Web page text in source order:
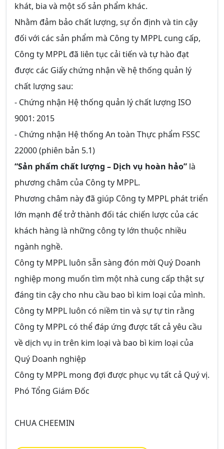
khát, bia và một số sản phẩm khác.
Nhằm đảm bảo chất lượng, sự ổn định và tin cậy
đối với các sản phẩm mà Công ty MPPL cung cấp,
Công ty MPPL đã liên tục cải tiến và tự hào đạt
được các Giấy chứng nhận về hệ thống quản lý
chất lượng sau:
- Chứng nhận Hệ thống quản lý chất lượng ISO
9001: 2015
- Chứng nhận Hệ thống An toàn Thực phẩm FSSC
22000 (phiên bản 5.1)
“Sản phẩm chất lượng – Dịch vụ hoàn hảo” là
phương châm của Công ty MPPL.
Phương châm này đã giúp Công ty MPPL phát triển
lớn mạnh để trở thành đối tác chiến lược của các
khách hàng là những công ty lớn thuộc nhiều
ngành nghề.
Công ty MPPL luôn sẵn sàng đón mời Quý Doanh
nghiệp mong muốn tìm một nhà cung cấp thật sự
đáng tin cậy cho nhu cầu bao bì kim loại của mình.
Công ty MPPL luôn có niềm tin và sự tự tin rằng
Công ty MPPL có thể đáp ứng được tất cả yêu cầu
về dịch vụ in trên kim loại và bao bì kim loại của
Quý Doanh nghiệp
Công ty MPPL mong đợi được phục vụ tất cả Quý vị.
Phó Tổng Giám Đốc
CHUA CHEEMIN